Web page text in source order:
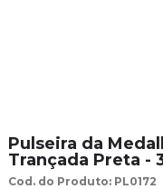
Pulseira da
Trançada Preta -
Cod. do Produto: PL0172